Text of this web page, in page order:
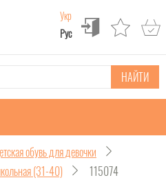
Укр
Рус
НАЙТИ
обувь для девочки
(31-40) 115074